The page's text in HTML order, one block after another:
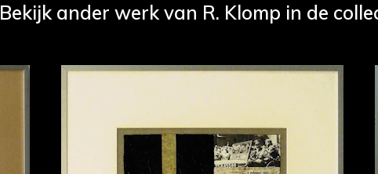
Bekijk ander werk van R. Klomp in de